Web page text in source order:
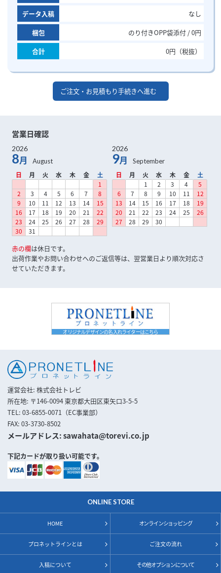
データ入稿
なし
梱包
のり付きOPP袋添付 / 0円
合計
0円（税抜）
ご注文・お見積もり手続きへ進む
営業日確認
2026
8月
日 月 火 水 木 金
土
1
2
3 4 5 6 7
8
9
10 11 12 13 14
15
16
17 18 19 20 21
22
23
24 25 26 27 28
29
30
31
2026
9月
日 月 火 水 木 金
土
1
2 3 4
5
6
7 8 9 10 11
12
13
14 15 16 17 18
19
20
21 22 23 24 25
26
27
28 29 30
赤の欄は休日です。
出荷作業やお問い合わせへのご返信等は、翌営業日より順次対応さ
せていただきます。
オリジナルデザインの名入れライターはこちら
運営会社 株式会社トレビ
所在地 〒146-0094 東京都大田区東矢口3-5-5
TEL 03-6855-0071（EC事業部）
FAX 03-3730-8502
メールアドレス sawahata@torevi.co.jp
下記カードが取り扱い可能です。
ONLINE STORE
HOME オンラインショッピング
プロネットラインとは ご注文の流れ
入稿について その他オプションについて